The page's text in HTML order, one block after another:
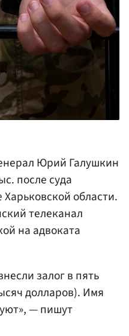
Юрий Галушкин
после суда
области.
телеканал
на адвоката
залог в пять
долларов). Имя
— пишут